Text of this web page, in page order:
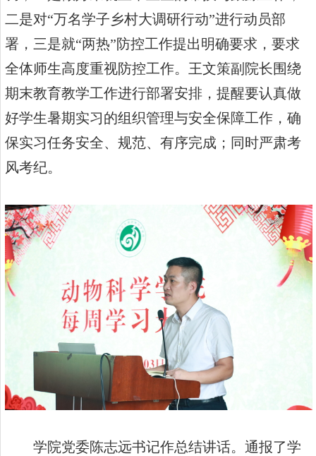
二是对“万名学子乡村大调研行动”进行动员部
署，三是就“两热”防控工作提出明确要求，要求
全体师生高度重视防控工作。王文策副院长围绕
期末教育教学工作进行部署安排，提醒要认真做
好学生暑期实习的组织管理与安全保障工作，确
保实习任务安全、规范、有序完成；同时严肃考
风考纪。
学院党委陈志远书记作总结讲话。通报了学